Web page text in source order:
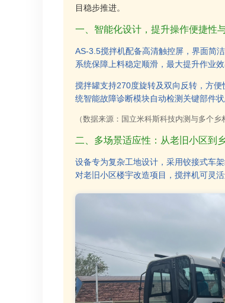
目稳步推进。
一、智能化设计，提升操作便捷性
AS-3.5搅拌机配备高清触控屏，界面简
系统保障上料稳定顺滑，最大提升作业
搅拌罐支持270度旋转及双向反转，方
统智能故障诊断模块自动检测关键部件
（数据来源：国立米科斯科技内测与多个乡
二、多场景适应性：从老旧小区到
设备专为复杂工地设计，采用铰接式车
对老旧小区楼宇改造项目，搅拌机可灵